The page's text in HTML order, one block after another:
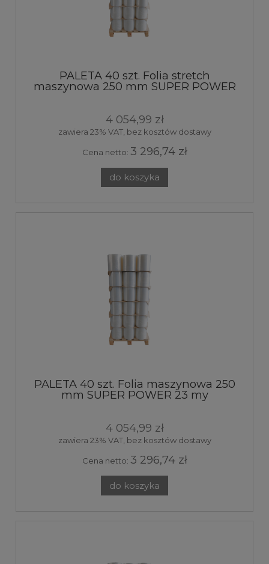
PALETA 40 szt. Folia stretch
maszynowa 250 mm SUPER POWER
30 my transparent 7kg 320%
4 054,99 zł
zawiera 23% VAT, bez kosztów dostawy
Cena netto: 3 296,74 zł
do koszyka
PALETA 40 szt. Folia maszynowa 250
mm SUPER POWER 23 my
4 054,99 zł
zawiera 23% VAT, bez kosztów dostawy
Cena netto: 3 296,74 zł
do koszyka